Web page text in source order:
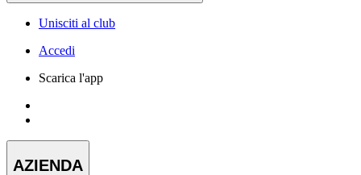
Unisciti al club
Accedi
Scarica l'app
AZIENDA